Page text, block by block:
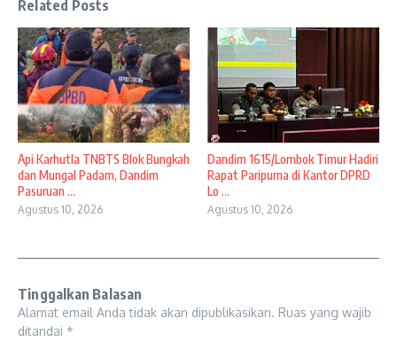
Related Posts
Api Karhutla TNBTS Blok Bungkah
dan Mungal Padam, Dandim
Pasuruan ...
Agustus 10, 2026
Dandim 1615/Lombok Timur Hadiri
Rapat Paripurna di Kantor DPRD
Lo ...
Agustus 10, 2026
Tinggalkan Balasan
Alamat email Anda tidak akan dipublikasikan. Ruas yang wajib
ditandai *